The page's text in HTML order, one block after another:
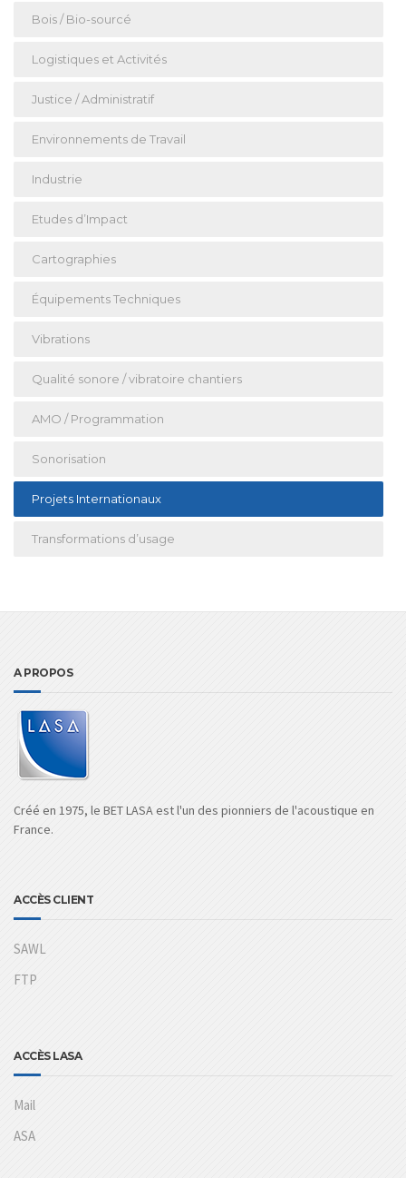
Bois / Bio-sourcé
Logistiques et Activités
Justice / Administratif
Environnements de Travail
Industrie
Etudes d’Impact
Cartographies
Équipements Techniques
Vibrations
Qualité sonore / vibratoire chantiers
AMO / Programmation
Sonorisation
Projets Internationaux
Transformations d’usage
A PROPOS
Créé en 1975, le BET LASA est l'un des pionniers de l'acoustique en
France.
ACCÈS CLIENT
SAWL
FTP
ACCÈS LASA
Mail
ASA